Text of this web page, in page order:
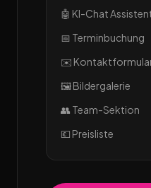
🤖 KI-Chat
📅 Terminbuchung
✉️
🖼️ Bildergalerie
👥 Team-Sektion
💶 Preisliste